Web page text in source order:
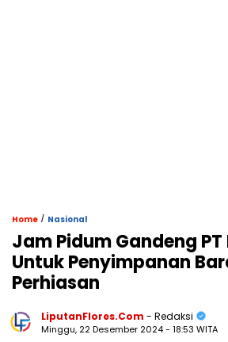
Home / Nasional
Jam Pidum Gandeng
Untuk Penyimpanan
Perhiasan
LiputanFlores.Com - Redaksi
Minggu, 22 Desember 2024 - 18:53 WITA